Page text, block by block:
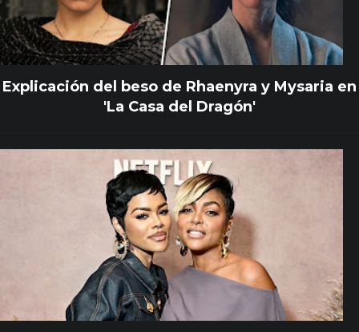
Explicación del beso de Rhaenyra y Mysaria en
'La Casa del Dragón'